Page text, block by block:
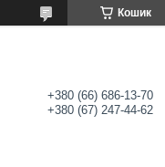
Кошик
+380 (66) 686-13-70
+380 (67) 247-44-62